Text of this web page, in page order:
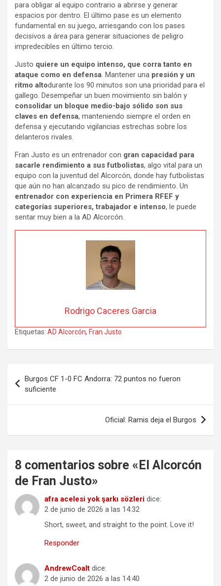
para obligar al equipo contrario a abrirse y generar
espacios por dentro. El último pase es un elemento
fundamental en su juego, arriesgando con los pases
decisivos a área para generar situaciones de peligro
impredecibles en último tercio.
Justo quiere un equipo intenso, que corra tanto en
ataque como en defensa. Mantener una presión y un
ritmo altodurante los 90 minutos son una prioridad para el
gallego. Desempeñar un buen movimiento sin balón y
consolidar un bloque medio-bajo sólido son sus
claves en defensa, manteniendo siempre el orden en
defensa y ejecutando vigilancias estrechas sobre los
delanteros rivales.
Fran Justo es un entrenador con gran capacidad para
sacarle rendimiento a sus futbolistas, algo vital para un
equipo con la juventud del Alcorcón, donde hay futbolistas
que aún no han alcanzado su pico de rendimiento. Un
entrenador con experiencia en Primera RFEF y
categorías superiores, trabajador e intenso, le puede
sentar muy bien a la AD Alcorcón.
Rodrigo Caceres Garcia
Etiquetas: AD Alcorcón, Fran Justo
de
entradas
Burgos CF 1-0 FC Andorra: 72 puntos no fueron
suficiente
Oficial: Ramis deja el Burgos
8 comentarios sobre « El Alcorcón
de Fran Justo»
afra acelesi yok şarkı sözleri dice:
2 de junio de 2026 a las 14:32
Short, sweet, and straight to the point. Love it!
Responder
AndrewCoalt dice:
2 de junio de 2026 a las 14:40